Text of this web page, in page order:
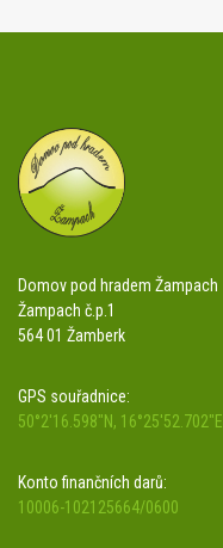
Domov pod hradem Žampach
Žampach č.p.1
564 01 Žamberk
GPS souřadnice:
50°2'16.598"N, 16°25'52.702"E
Konto finančních darů:
10006-102125664/0600